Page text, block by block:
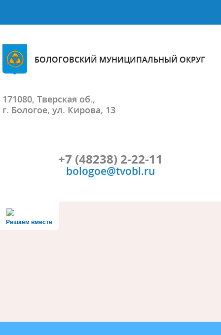
БОЛОГОВСКИЙ МУНИЦИПАЛЬНЫЙ ОКРУГ
171080, Тверская об.,
г. Бологое, ул. Кирова, 13
+7 (48238) 2-22-11
bologoe@tvobl.ru
Решаем вместе